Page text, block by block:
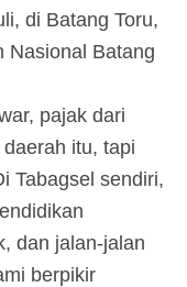
di Batang Toru,
Nasional Batang
pajak dari
itu, tapi
Tabagsel sendiri,
dan jalan-jalan
berpikir